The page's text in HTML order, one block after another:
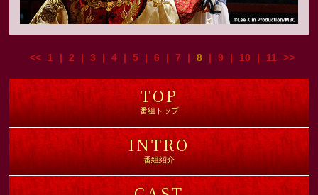
<< 1 | 2 | 3 | 4 | 5 | 6 | 7 | 8 | 9 | 10 | 11 >>
TOP
番組トップ
INTRO
番組紹介